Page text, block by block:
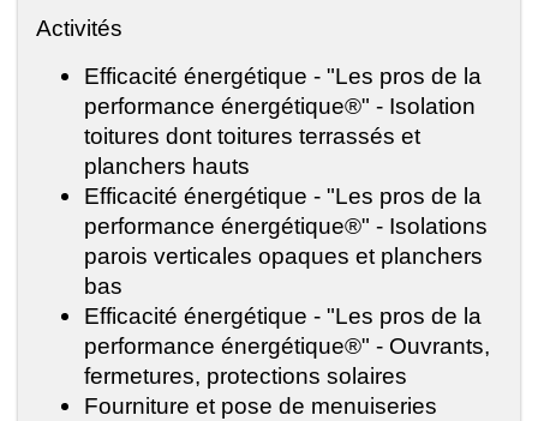
Activités
Efficacité énergétique - "Les pros de la
performance énergétique®" - Isolation
toitures dont toitures terrassés et
planchers hauts
Efficacité énergétique - "Les pros de la
performance énergétique®" - Isolations
parois verticales opaques et planchers
bas
Efficacité énergétique - "Les pros de la
performance énergétique®" - Ouvrants,
fermetures, protections solaires
Fourniture et pose de menuiseries